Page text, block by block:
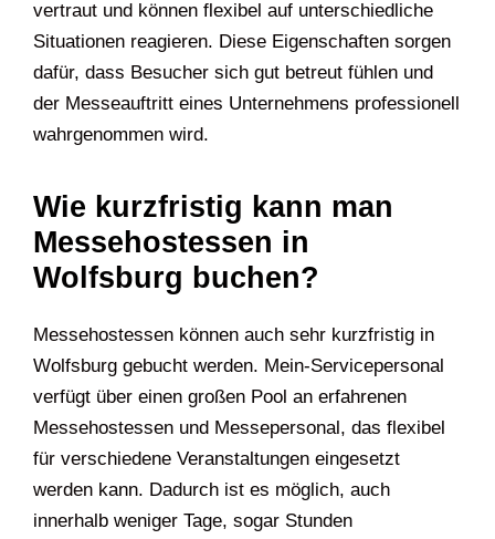
vertraut und können flexibel auf unterschiedliche
Situationen reagieren. Diese Eigenschaften sorgen
dafür, dass Besucher sich gut betreut fühlen und
der Messeauftritt eines Unternehmens professionell
wahrgenommen wird.
Wie kurzfristig kann man
Messehostessen in
Wolfsburg buchen?
Messehostessen können auch sehr kurzfristig in
Wolfsburg gebucht werden. Mein-Servicepersonal
verfügt über einen großen Pool an erfahrenen
Messehostessen und Messepersonal, das flexibel
für verschiedene Veranstaltungen eingesetzt
werden kann. Dadurch ist es möglich, auch
innerhalb weniger Tage, sogar Stunden